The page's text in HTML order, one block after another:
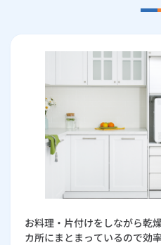
お料理・片付けをしながら乾
カ所にまとまっているので効率